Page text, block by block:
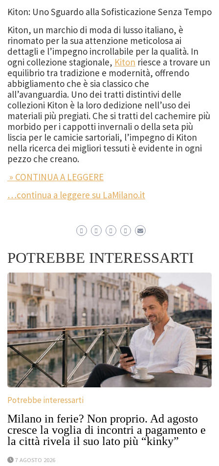
Kiton: Uno Sguardo alla Sofisticazione Senza Tempo
Kiton, un marchio di moda di lusso italiano, è
rinomato per la sua attenzione meticolosa ai
dettagli e l’impegno incrollabile per la qualità. In
ogni collezione stagionale, Kiton riesce a trovare un
equilibrio tra tradizione e modernità, offrendo
abbigliamento che è sia classico che
all’avanguardia. Uno dei tratti distintivi delle
collezioni Kiton è la loro dedizione nell’uso dei
materiali più pregiati. Che si tratti del cachemire più
morbido per i cappotti invernali o della seta più
liscia per le camicie sartoriali, l’impegno di Kiton
nella ricerca dei migliori tessuti è evidente in ogni
pezzo che creano.
» CONTINUA A LEGGERE
…continua a leggere su LaMilano.it
POTREBBE INTERESSARTI
Potrebbe interessarti
Milano in ferie? Non proprio. Ad agosto
cresce la voglia di incontri a pagamento e
la città rivela il suo lato più “kinky”
7 AGOSTO 2026